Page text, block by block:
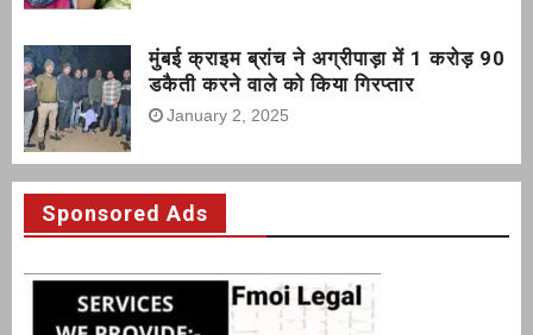
मुंबई क्राइम ब्रांच ने अग्रीपाड़ा में 1 करोड़ 90
डकैती करने वाले को किया गिरप्तार
January 2, 2025
Sponsored Ads